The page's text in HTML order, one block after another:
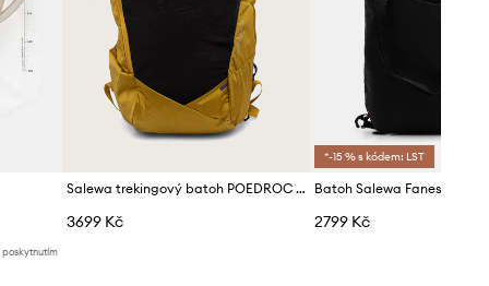
poskytnutím
Salewa trekingový batoh POEDROC 22L
3699 Kč
*-15 % s kódem: LST
Batoh Salewa Fanes Tote
2799 Kč